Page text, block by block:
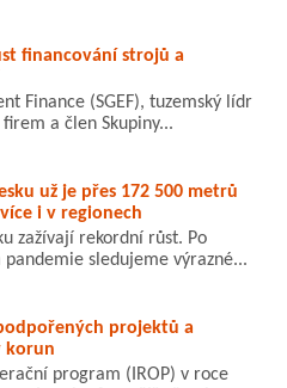
financování strojů a
Finance (SGEF), tuzemský lídr
a člen Skupiny...
už je přes 172 500 metrů
i v regionech
zažívají rekordní růst. Po
sledujeme výrazné...
projektů a
korun
program (IROP) v roce